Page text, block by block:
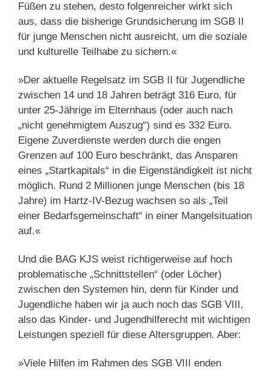
Füßen zu stehen, desto folgenreicher wirkt sich
aus, dass die bis­herige Grundsicherung im SGB II
für junge Menschen nicht aus­reicht, um die soziale
und kulturelle Teilhabe zu sichern.«
»Der aktuelle Regelsatz im SGB II für Jugendliche
zwischen 14 und 18 Jahren beträgt 316 Euro, für
unter 25-Jährige im Elternhaus (oder auch nach
„nicht genehmigtem Auszug“) sind es 332 Euro.
Eigene Zuverdienste werden durch die engen
Grenzen auf 100 Euro beschränkt, das An­sparen
eines „Startkapitals“ in die Eigenständigkeit ist nicht
möglich. Rund 2 Millionen junge Menschen (bis 18
Jahre) im Hartz-IV-Bezug wachsen so als „Teil
einer Bedarfsgemeinschaft“ in einer Mangel­situation
auf.«
Und die BAG KJS weist richtigerweise auf hoch
problematische „Schnittstellen“ (oder Löcher)
zwischen den Systemen hin, denn für Kinder und
Jugendliche haben wir ja auch noch das SGB VIII,
also das Kinder- und Jugendhilferecht mit wichtigen
Leistungen speziell für diese Altersgruppen. Aber:
»Viele Hilfen im Rahmen des SGB VIII enden